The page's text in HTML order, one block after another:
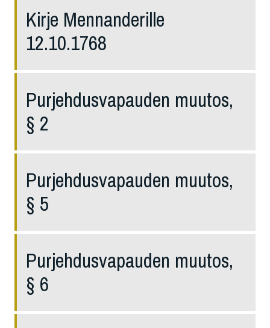
Kirje Mennanderille
12.10.1768
Purjehdusvapauden muutos,
§ 2
Purjehdusvapauden muutos,
§ 5
Purjehdusvapauden muutos,
§ 6